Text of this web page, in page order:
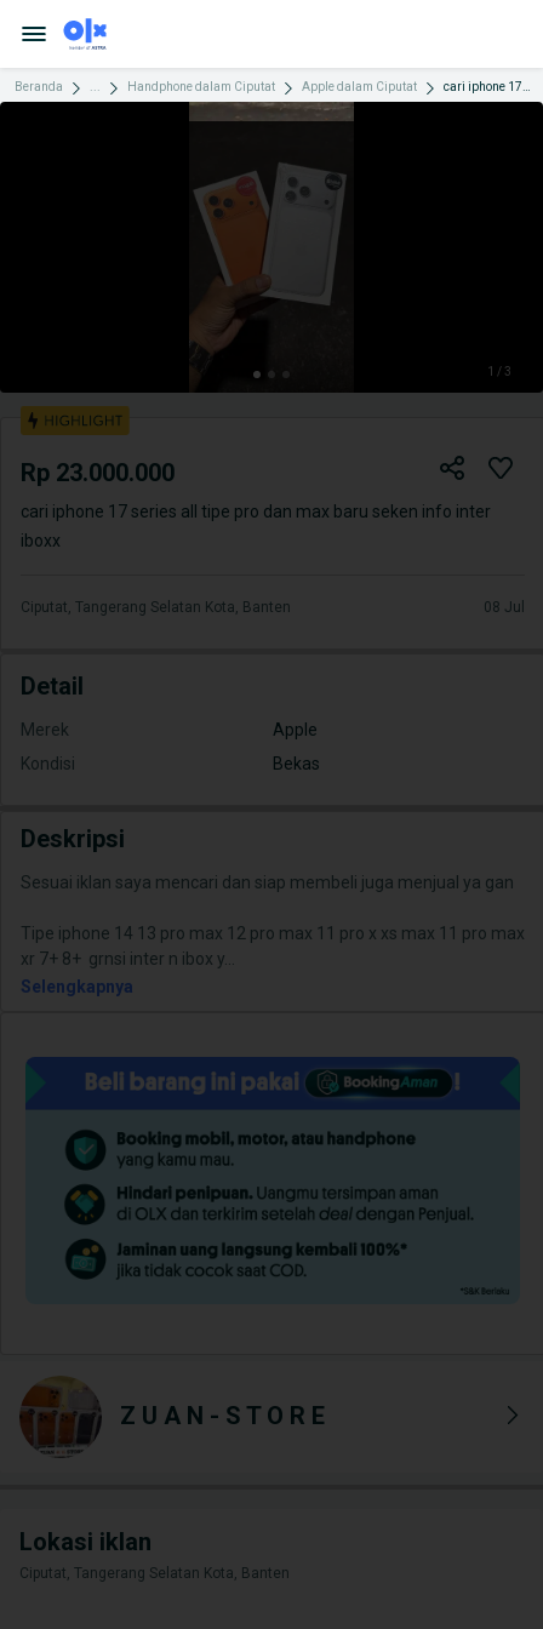
Beranda Handphone dalam Ciputat Apple dalam Ciputat
1 / 3
Rp 23.000.000
cari iphone 17 series all tipe pro dan max baru seken info inter
iboxx
Ciputat, Tangerang Selatan Kota, Banten 08 Jul
Detail
Merek
Apple
Kondisi
Bekas
Deskripsi
Sesuai iklan saya mencari dan siap membeli juga menjual ya gan
Tipe iphone 14 13 pro max 12 pro max 11 pro x xs max 11 pro max
xr 7+ 8+ grnsi inter n ibox y
Selengkapnya
Z U A N - S T O R E
Lokasi iklan
Ciputat, Tangerang Selatan Kota, Banten